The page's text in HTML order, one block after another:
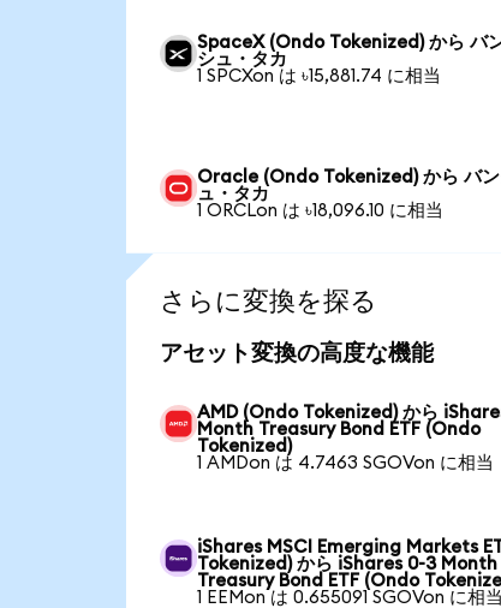
SpaceX (Ondo Tokenized) から バ
シュ・タカ
1 SPCXon は ৳15,881.74 に相当
Oracle (Ondo Tokenized) から バン
ュ・タカ
1 ORCLon は ৳18,096.10 に相当
さらに変換を探る
アセット変換の高度な機能
AMD (Ondo Tokenized) から
Month Treasury Bond ETF (Ondo
Tokenized)
1 AMDon は 4.7463 SGOVon に相当
iShares MSCI Emerging Markets
Tokenized) から iShares 0-3 Month
Treasury Bond ETF (Ondo
1 EEMon は 0.655091 SGOVon に相当